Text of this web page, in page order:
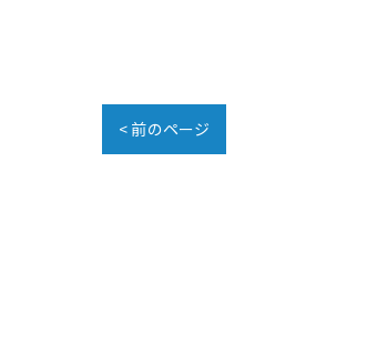
< 前のページ